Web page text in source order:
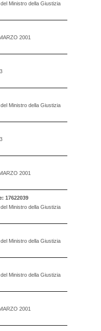
Ministro della Giustizia
2001
Ministro della Giustizia
2001
17622039
Ministro della Giustizia
Ministro della Giustizia
Ministro della Giustizia
2001